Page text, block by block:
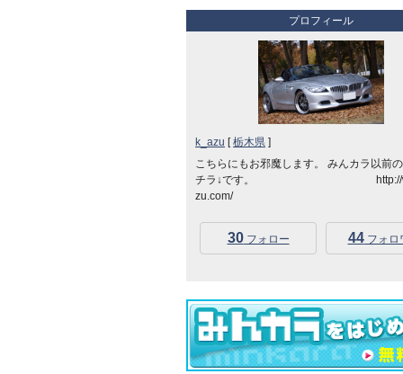
プロフィール
k_azu [栃木県 ]
こちらにもお邪魔します。 みんカラ以前
チラ↓です。 http://
zu.com/
30フォロー 44フォロ